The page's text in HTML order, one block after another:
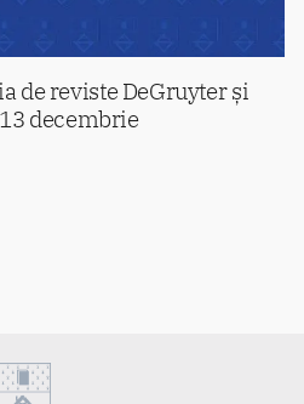
de reviste DeGruyter și
decembrie